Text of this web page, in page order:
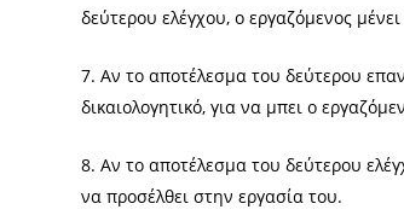
δεύτερου ελέγχου, ο εργαζόμενος
7. Αν το αποτέλεσμα του δεύτερου
δικαιολογητικό, για να μπει ο
8. Αν το αποτέλεσμα του δεύτερου
να προσέλθει στην εργασία του.